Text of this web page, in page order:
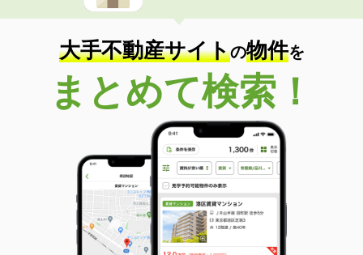
大手不動産サイトの物件を
まとめて検索！